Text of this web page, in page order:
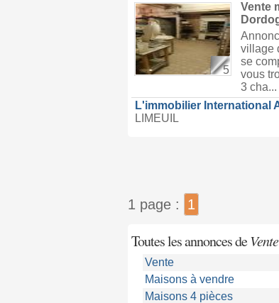
5
Vente
village
se
vous
3 cha...
L'immobilier International
LIMEUIL
1 page : 1
Toutes les annonces de
Vente
Maisons à vendre
Maisons 4 pièces